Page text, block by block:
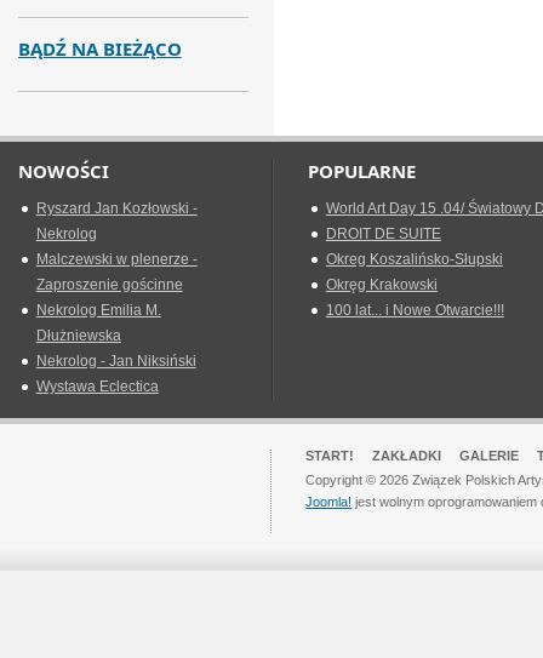
BĄDŹ NA BIEŻĄCO
NOWOŚCI
Ryszard Jan Kozłowski -
Nekrolog
Malczewski w plenerze -
Zaproszenie gościnne
Nekrolog Emilia M.
Dłużniewska
Nekrolog - Jan Niksiński
Wystawa Eclectica
POPULARNE
World Art Day 15 .04/ Światowy
DROIT DE SUITE
Okreg Koszalińsko-Słupski
Okręg Krakowski
100 lat... i Nowe Otwarcie!!!
START! ZAKŁADKI GALERIE
Copyright © 2026 Związek Polskich
Joomla! jest wolnym